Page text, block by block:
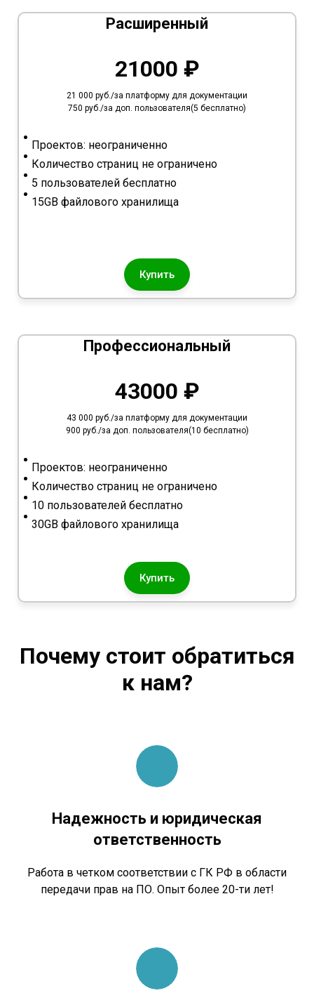
Расширенный
21000 ₽
21 000 руб./за платформу для документации
750 руб./за доп. пользователя(5 бесплатно)
Проектов: неограниченно
Количество страниц не ограничено
5 пользователей бесплатно
15GB файлового хранилища
Купить
Профессиональный
43000 ₽
43 000 руб./за платформу для документации
900 руб./за доп. пользователя(10 бесплатно)
Проектов: неограниченно
Количество страниц не ограничено
10 пользователей бесплатно
30GB файлового хранилища
Купить
Почему стоит обратиться
к нам?
Надежность и юридическая
ответственность
Работа в четком соответствии с ГК РФ в области
передачи прав на ПО. Опыт более 20-ти лет!